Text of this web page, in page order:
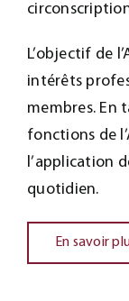
L’objectif de
intérêts
membres. En
fonctions de
l’application
quotidien.
En savoir